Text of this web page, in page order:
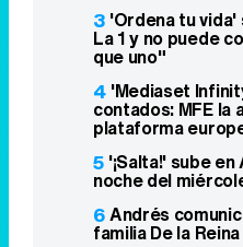
3 'Ordena tu
La 1 y no puede
que uno"
4 'Mediaset
contados: MFE la
plataforma
5 '¡Salta!' sube
noche del
6Andrés
familia De la